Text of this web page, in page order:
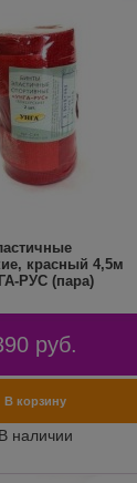
красный 4,5м
РУС (пара)
руб.